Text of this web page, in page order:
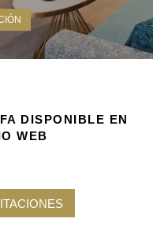
DISPONIBLE EN
WEB